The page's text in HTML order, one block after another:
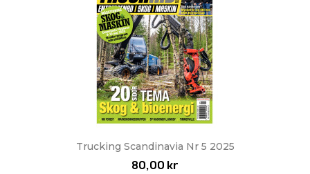
Trucking Scandinavia Nr 5 2025
80,00 kr